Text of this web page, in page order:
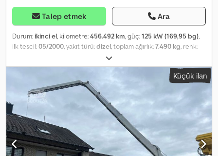
Talep etmek Ara
Durum: ikinci el, kilometre:456.492 km, güç:125 kW (169,95 bg),
ilk tescil:05/2000, yakıt türü:dizel, toplam ağırlık:7.490 kg, renk:
, koltuk sayısı:
control * 28-meter conveying height * Max. load capacity: 500 kg
* Klaas superstructure * Hatz diesel engine Cjdpfxer A AdcoKüçük ilan